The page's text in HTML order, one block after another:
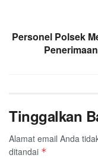
Personel Polsek
Tinggalkan
Alamat email Anda
ditandai *